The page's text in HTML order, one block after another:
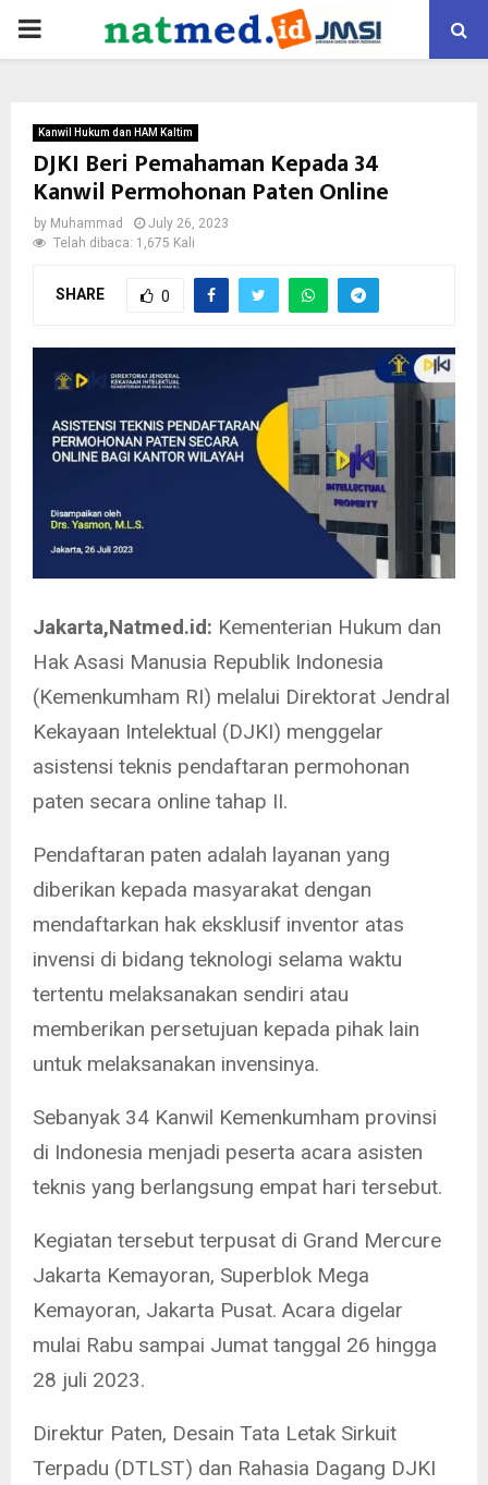
PRIMARY
Kanwil Hukum dan HAM Kaltim
DJKI Beri Pemahaman Kepada 34
Kanwil Permohonan Paten Online
by Muhammad
July 26, 2023
Telah dibaca: 1,675 Kali
SHARE 0
Jakarta,Natmed.id: Kementerian Hukum dan
Hak Asasi Manusia Republik Indonesia
(Kemenkumham RI) melalui Direktorat Jendral
Kekayaan Intelektual (DJKI) menggelar
asistensi teknis pendaftaran permohonan
paten secara online tahap II.
Pendaftaran paten adalah layanan yang
diberikan kepada masyarakat dengan
mendaftarkan hak eksklusif inventor atas
invensi di bidang teknologi selama waktu
tertentu melaksanakan sendiri atau
memberikan persetujuan kepada pihak lain
untuk melaksanakan invensinya.
Sebanyak 34 Kanwil Kemenkumham provinsi
di Indonesia menjadi peserta acara asisten
teknis yang berlangsung empat hari tersebut.
Kegiatan tersebut terpusat di Grand Mercure
Jakarta Kemayoran, Superblok Mega
Kemayoran, Jakarta Pusat. Acara digelar
mulai Rabu sampai Jumat tanggal 26 hingga
28 juli 2023.
Direktur Paten, Desain Tata Letak Sirkuit
Terpadu (DTLST) dan Rahasia Dagang DJKI